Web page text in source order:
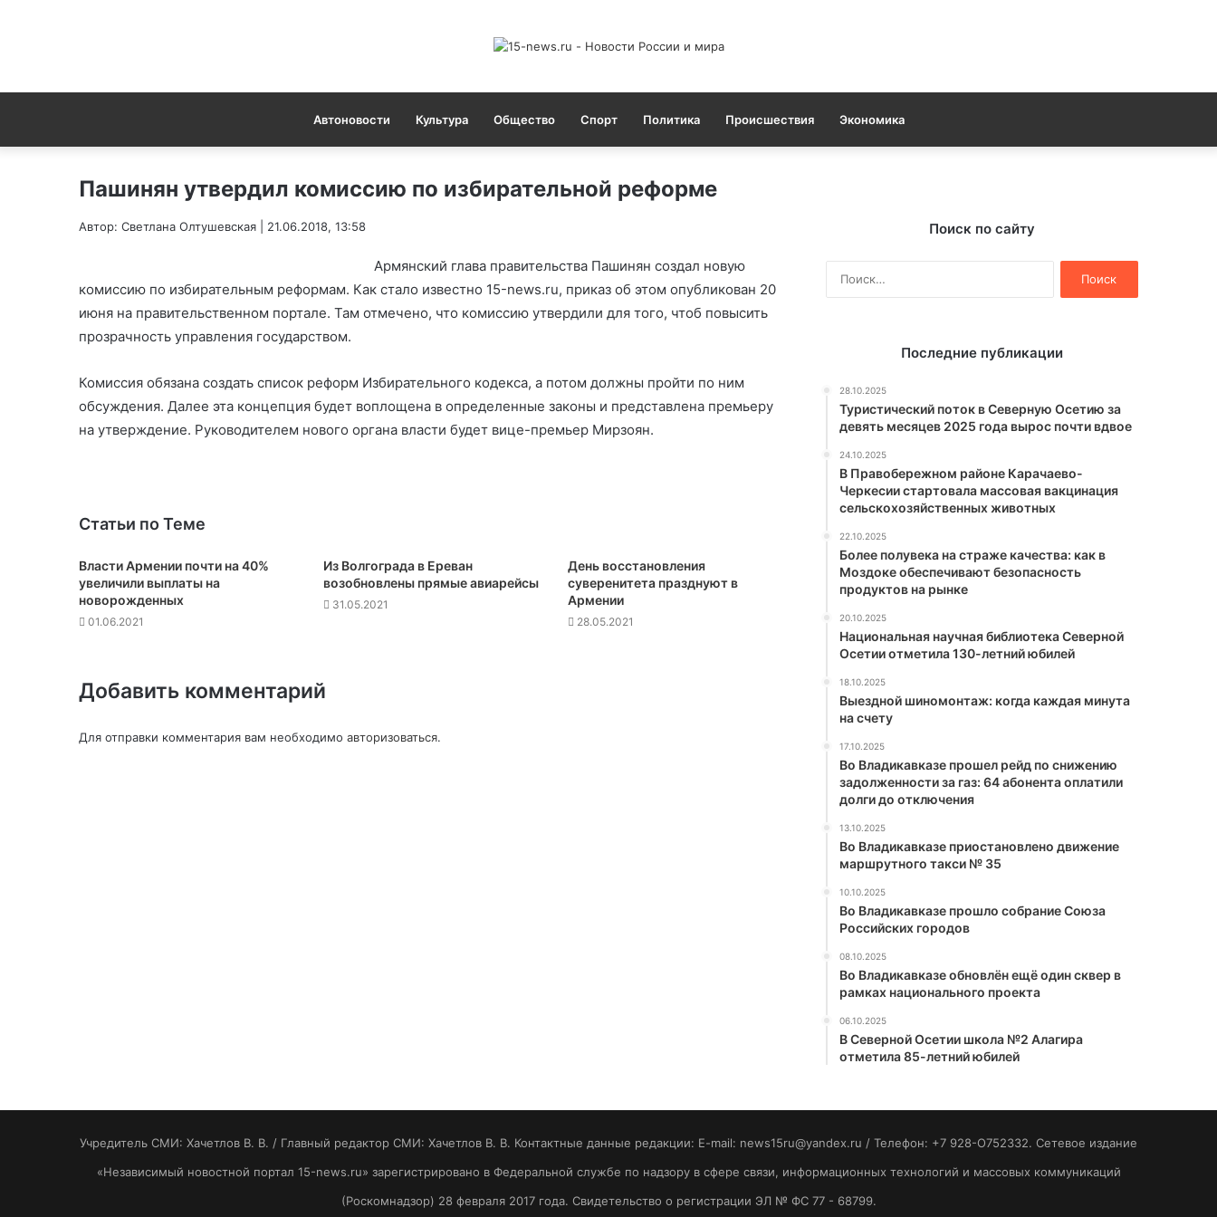
Автоновости Культура Общество Спорт Политика Происшествия Экономика
Пашинян утвердил комиссию по избирательной реформе
Автор: Светлана Олтушевская | 21.06.2018, 13:58
Армянский глава правительства Пашинян создал новую
комиссию по избирательным реформам. Как стало известно 15-news.ru, приказ об этом опубликован 20
июня на правительственном портале. Там отмечено, что комиссию утвердили для того, чтоб повысить
прозрачность управления государством.
Комиссия обязана создать список реформ Избирательного кодекса, а потом должны пройти по ним
обсуждения. Далее эта концепция будет воплощена в определенные законы и представлена премьеру
на утверждение. Руководителем нового органа власти будет вице-премьер Мирзоян.
Статьи по Теме
Власти Армении почти на 40%
увеличили выплаты на
новорожденных
01.06.2021
Из Волгограда в Ереван
возобновлены прямые авиарейсы
31.05.2021
День восстановления
суверенитета празднуют в
Армении
28.05.2021
Добавить комментарий
Для отправки комментария вам необходимо авторизоваться.
Поиск по сайту
Последние публикации
28.10.2025
Туристический поток в Северную Осетию за
девять месяцев 2025 года вырос почти вдвое
24.10.2025
В Правобережном районе Карачаево-
Черкесии стартовала массовая вакцинация
сельскохозяйственных животных
22.10.2025
Более полувека на страже качества: как в
Моздоке обеспечивают безопасность
продуктов на рынке
20.10.2025
Национальная научная библиотека Северной
Осетии отметила 130-летний юбилей
18.10.2025
Выездной шиномонтаж: когда каждая минута
на счету
17.10.2025
Во Владикавказе прошел рейд по снижению
задолженности за газ: 64 абонента оплатили
долги до отключения
13.10.2025
Во Владикавказе приостановлено движение
маршрутного такси № 35
10.10.2025
Во Владикавказе прошло собрание Союза
Российских городов
08.10.2025
Во Владикавказе обновлён ещё один сквер в
рамках национального проекта
06.10.2025
В Северной Осетии школа №2 Алагира
отметила 85-летний юбилей
Учредитель СМИ: Хaчeтлoв B. B. / Главный редактор СМИ: Хaчeтлoв B. B. Контактные данные редакции: E-mail: news15ru@yandex.ru / Телефон: +7 928-O752332. Сетевое издание
«Независимый новостной портал 15-news.ru» зарегистрировано в Федеральной службе по надзору в сфере связи, информационных технологий и массовых коммуникаций
(Роскомнадзор) 28 февраля 2017 года. Свидетельство о регистрации ЭЛ № ФС 77 - 68799.